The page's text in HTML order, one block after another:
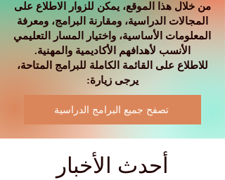
من خلال هذا الموقع، يمكن للزوار الاطلاع على
المجالات الدراسية، ومقارنة البرامج، ومعرفة
المعلومات الأساسية، واختيار المسار التعليمي
الأنسب لأهدافهم الأكاديمية والمهنية.
للاطلاع على القائمة الكاملة للبرامج المتاحة،
يرجى زيارة:
تصفح جميع البرامج الدراسية
أحدث الأخبار